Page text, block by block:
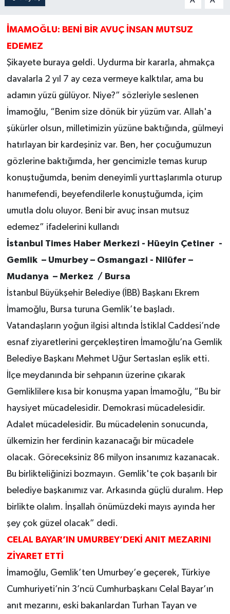
MAMOĞLU: BENİ BİR AVUÇ İNSAN MUTSUZ
EDEMEZ
Şikayete buraya geldi. Uydurma bir kararla, ahmakça
davalarla 2 yıl 7 ay ceza vermeye kalktılar, ama bu
adamın yüzü gülüyor. Niye?” sözleriyle seslenen
İmamoğlu, “Benim size dönük bir yüzüm var. Allah'a
şükürler olsun, milletimizin yüzüne baktığında, gülmeyi
hatırlayan bir kardeşiniz var. Ben, her çocuğumuzun
gözlerine baktığımda, her gencimizle temas kurup
konuştuğumda, benim deneyimli yurttaşlarımla oturup
hanımefendi, beyefendilerle konuştuğumda, içim
umutla dolu oluyor. Beni bir avuç insan mutsuz
edemez” ifadelerini kullandı
İstanbul Times Haber Merkezi - Hüeyin Çetiner -
Gemlik – Umurbey – Osmangazi - Nilüfer –
Mudanya – Merkez / Bursa
İstanbul Büyükşehir Belediye (İBB) Başkanı Ekrem
İmamoğlu, Bursa turuna Gemlik’te başladı.
Vatandaşların yoğun ilgisi altında İstiklal Caddesi’nde
esnaf ziyaretlerini gerçekleştiren İmamoğlu’na Gemlik
Belediye Başkanı Mehmet Uğur Sertaslan eşlik etti.
İlçe meydanında bir sehpanın üzerine çıkarak
Gemliklilere kısa bir konuşma yapan İmamoğlu, “Bu bir
haysiyet mücadelesidir. Demokrasi mücadelesidir.
Adalet mücadelesidir. Bu mücadelenin sonucunda,
ülkemizin her ferdinin kazanacağı bir mücadele
olacak. Göreceksiniz 86 milyon insanımız kazanacak.
Bu birlikteliğinizi bozmayın. Gemlik'te çok başarılı bir
belediye başkanımız var. Arkasında güçlü duralım. Hep
birlikte olalım. İnşallah önümüzdeki mayıs ayında her
şey çok güzel olacak” dedi.
CELAL BAYAR’IN UMURBEY’DEKİ ANIT MEZARINI
ZİYARET ETTİ
İmamoğlu, Gemlik’ten Umurbey’e geçerek, Türkiye
Cumhuriyeti’nin 3’ncü Cumhurbaşkanı Celal Bayar’ın
anıt mezarını, eski bakanlardan Turhan Tayan ve